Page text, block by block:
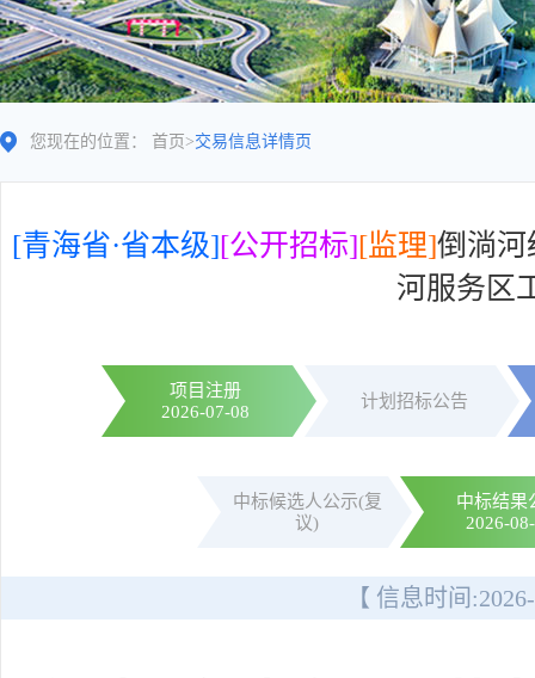
您现在的位置： 首页 >交易信息详情页
[青海省·省本级][公开招标][监理]倒淌河
河服务区
项目注册
2026-07-08
计划招标公告
中标候选人公示(复
议)
中标结果
2026-
【 信息时间: